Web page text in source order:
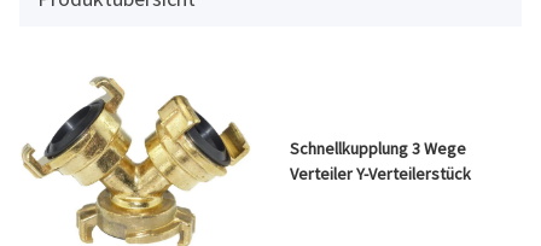
Schnellkupplung 3 Wege
Verteiler Y-Verteilerstück